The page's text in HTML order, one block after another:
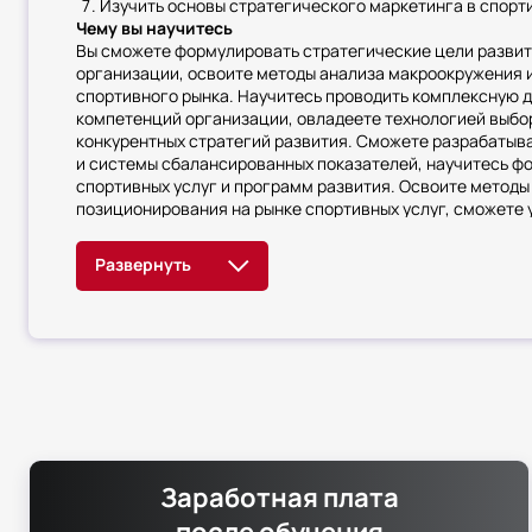
Изучить основы стратегического маркетинга в
Чему вы научитесь
Вы сможете формулировать стратегические цели
организации, освоите методы анализа макроокружения
спортивного рынка. Научитесь проводить комплексную
компетенций организации, овладеете технологией
конкурентных стратегий развития. Сможете
и системы сбалансированных показателей, научитесь
спортивных услуг и программ развития. Освоите
позиционирования на рынке спортивных услуг, сможете
контроля выполнения стратегических планов, научитесь
и анализировать стратегические проблемы развития
Заработная плата